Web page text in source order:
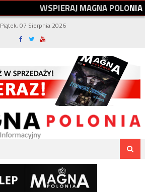
WSPIERAJMAGNAPOLONIA
Piątek, 07 Sierpnia 2026